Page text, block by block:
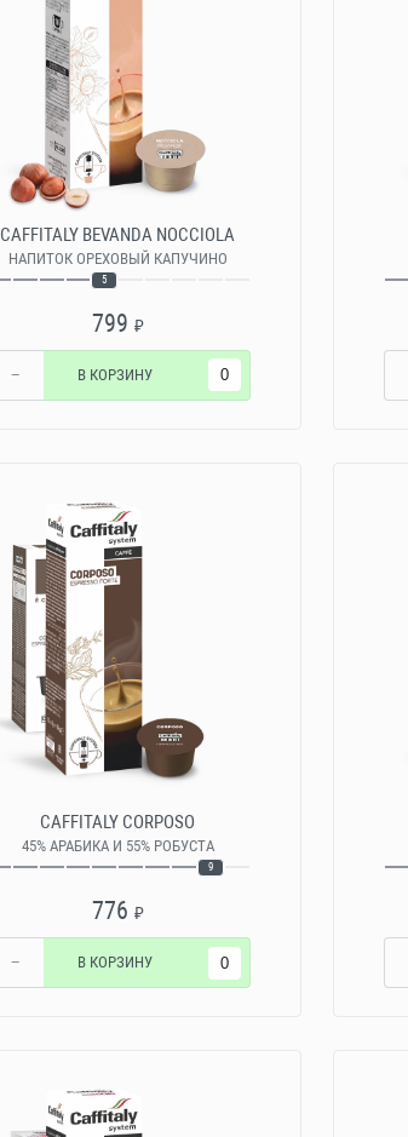
CAFFITALY BEVANDA NOCCIOLA
НАПИТОК ОРЕХОВЫЙ КАПУЧИНО
5
799 ₽
− В КОРЗИНУ
CAFFITALY CORPOSO
45% АРАБИКА И 55% РОБУСТА
9
776 ₽
− В КОРЗИНУ